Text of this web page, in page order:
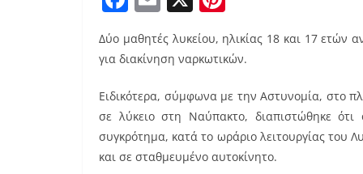
a
c
b
o
o
m
ai
nt
er
st
Δύο μαθητές λυκείου, ηλικίας 18 και 17 ετών
για διακίνηση ναρκωτικών.
Ειδικότερα, σύμφωνα με την Αστυνομία, στο
σε λύκειο στη Ναύπακτο, διαπιστώθηκε
συγκρότημα, κατά το ωράριο λειτουργίας του
και σε σταθμευμένο αυτοκίνητο.